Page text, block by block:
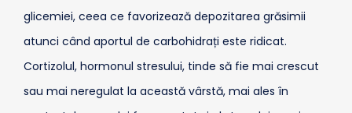
glicemiei, ceea ce favorizează depozitarea grăsimii
atunci când aportul de carbohidrați este ridicat.
Cortizolul, hormonul stresului, tinde să fie mai crescut
sau mai neregulat la această vârstă, mai ales în